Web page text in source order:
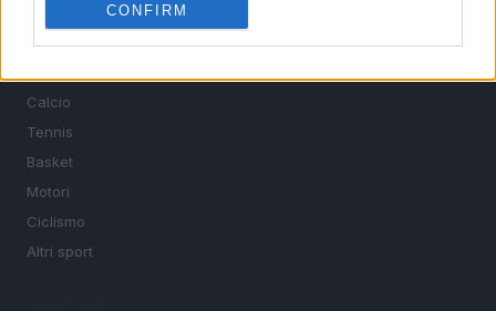
CONFIRM
Calcio
Tennis
Basket
Motori
Ciclismo
Altri sport